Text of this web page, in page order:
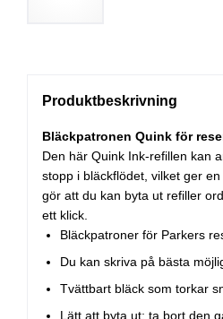
Produktbeskrivning
Bläckpatronen Quink för
Den här Quink Ink-refillen kan
stopp i bläckflödet, vilket ger
gör att du kan byta ut refiller
ett klick.
Bläckpatroner för Parkers
Du kan skriva på bästa
Tvättbart bläck som torkar
Lätt att byta ut: ta bort den